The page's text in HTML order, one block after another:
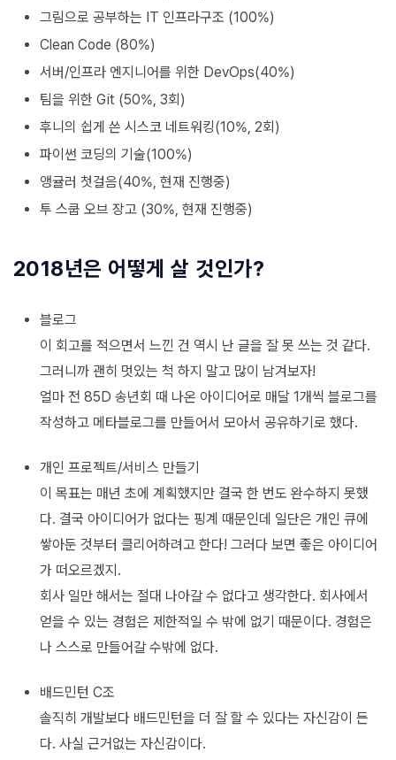
그림으로 공부하는 IT 인프라구조 (100%)
Clean Code (80%)
서버/인프라 엔지니어를 위한 DevOps(40%)
팀을 위한 Git (50%, 3회)
후니의 쉽게 쓴 시스코 네트워킹(10%, 2회)
파이썬 코딩의 기술(100%)
앵귤러 첫걸음(40%, 현재 진행중)
투 스쿱 오브 장고 (30%, 현재 진행중)
2018년은 어떻게 살 것인가?
블로그
이 회고를 적으면서 느낀 건 역시 난 글을 잘 못 쓰는 것 같다.
그러니까 괜히 멋있는 척 하지 말고 많이 남겨보자!
얼마 전 85D 송년회 때 나온 아이디어로 매달 1개씩 블로그를
작성하고 메타블로그를 만들어서 모아서 공유하기로 했다.
개인 프로젝트/서비스 만들기
이 목표는 매년 초에 계획했지만 결국 한 번도 완수하지 못했
다. 결국 아이디어가 없다는 핑계 때문인데 일단은 개인 큐에
쌓아둔 것부터 클리어하려고 한다! 그러다 보면 좋은 아이디어
가 떠오르겠지.
회사 일만 해서는 절대 나아갈 수 없다고 생각한다. 회사에서
얻을 수 있는 경험은 제한적일 수 밖에 없기 때문이다. 경험은
나 스스로 만들어갈 수밖에 없다.
배드민턴 C조
솔직히 개발보다 배드민턴을 더 잘 할 수 있다는 자신감이 든
다. 사실 근거없는 자신감이다.